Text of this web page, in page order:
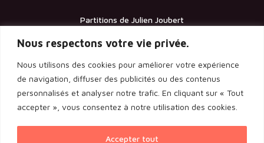
Nous respectons votre vie privée.
Nous utilisons des cookies pour améliorer votre expérience
de navigation, diffuser des publicités ou des contenus
personnalisés et analyser notre trafic. En cliquant sur « Tout
accepter », vous consentez à notre utilisation des cookies.
Accepter tout
Partitions de Julien Joubert
Documents
Les statuts de l’association
Licence d’entrepreneur de spectacle
Rapport de l’assemblée générale 2024